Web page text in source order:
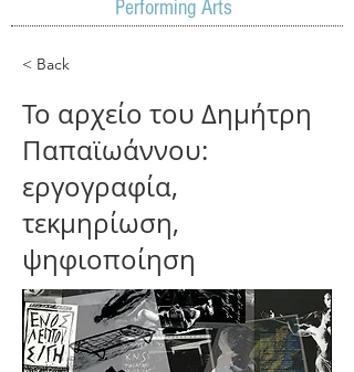
Performing Arts
< Back
Το αρχείο του Δημήτρη
Παπαϊωάννου:
εργογραφία,
τεκμηρίωση,
ψηφιοποίηση